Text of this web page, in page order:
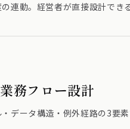
連動。経営者が直接設計でき
務フロー設計
データ構造・例外経路の3要